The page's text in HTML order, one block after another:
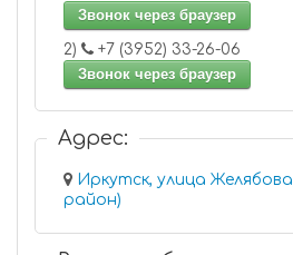
Звонок через браузер
2)
+7 (3952) 33-26-06
Звонок через браузер
Адрес:
Иркутск, улица
район)